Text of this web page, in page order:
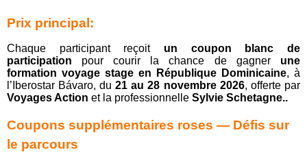
Prix principal:
Chaque participant reçoit un coupon blanc de
participation pour courir la chance de gagner une
formation voyage stage en République Dominicaine, à
l’Iberostar Bávaro, du21 au 28 novembre 2026, offerte par
Voyages Action et la professionnelle Sylvie Schetagne..
Coupons supplémentaires roses — Défis sur
le parcours